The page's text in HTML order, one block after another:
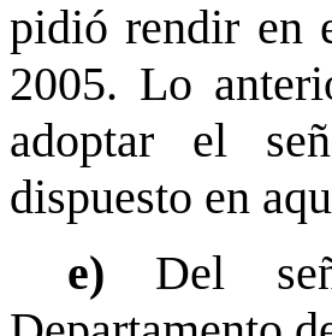
pidió rendir en
2005. Lo
adoptar el
dispuesto en
e) Del